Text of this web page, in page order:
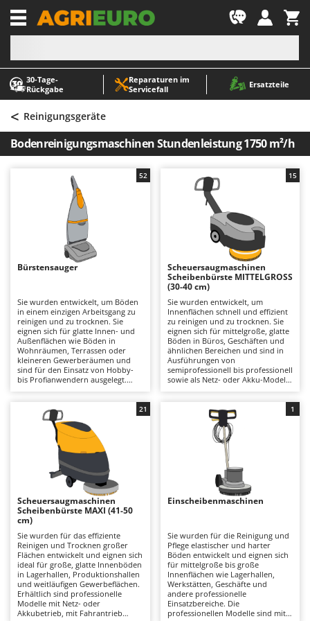
30‑Tage-
Rückgabe
Reparaturen im
Servicefall
Ersatzteile
-1
A
Abbeermaschinen - Traubenmühlen
Abfüllgeräte
Akku Gartenscheren
Akku Gras- und Strauchscheren
Akku-Stichsägen
Allzwecktransporter - Motorschubkarren
Alu-Teleskopleitern
Anbaubagger Heckbagger für Traktoren
Arbeitsschutzkleidung
Astkettensägen - Hochentaster
Astscheren
Atemschutzgeräte
Aufroller für Olivennetze
Aufschnittmaschinen
Auslegemulcher für Traktoren
Äxte - Beile und Spalthammer
Balkenmäher
Bandsägen
Batterieladegeräte - Starthilfegeräte
Baumscheren - pneumatisch
Baumstumpffräsen
Bindezangen - elektrisch
Bodenfräsen für Traktor
A
ABAC
AgriEuro Premium
AgriEuro TOP-LINE
AGT
Airmec
AL-KO
ALA 2000
Ama
Ambrogio Robot
Annovi Reverberi
ANTHBOT
Archman
Ardes
Argo
Ariete
Attila
Ausonia
Awelco
B
Baesso
Bahco
< Reinigungsgeräte
Bodenreinigungsmaschinen Stundenleistung 1750 m²/h
Bürstensauger
Sie wurden entwickelt, um Böden
in einem einzigen Arbeitsgang zu
reinigen und zu trocknen. Sie
eignen sich für glatte Innen- und
Außenflächen wie Böden in
Wohnräumen, Terrassen oder
kleineren Gewerberäumen und
sind für den Einsatz von Hobby-
bis Profianwendern ausgelegt.
kleinen und mittelgroßen Flächen
besonders einfach manövrieren
und ermöglichen eine schnelle
Reinigung im Alltag. Die
Walzenbürsten – häufig aus
Mikrofaser für empfindliche
Oberflächen – entfernen leichten
Schmutz und frische Rückstände
zuverlässig. Bei Modellen mit
Selbstreinigungsfunktion hält die
Zentrifugalwirkung die Walze
während des Betriebs sauber und
reduziert Streifenbildung. Modelle
mit Abziehlippe (Squeegee) sorgen
zudem für eine sofortige
Trocknung, sodass die Böden
direkt wieder begehbar sind. Im
Vergleich zu größeren
Scheuersaugmaschinen
überzeugen sie durch ihr geringes
Gewicht, ihre einfache
Handhabung und kurze
52
Scheuersaugmaschinen
Scheibenbürste MITTELGROSS
(30-40 cm)
Sie wurden entwickelt, um
Innenflächen schnell und effizient
zu reinigen und zu trocknen. Sie
eignen sich für mittelgroße, glatte
Böden in Büros, Geschäften und
ähnlichen Bereichen und sind in
Ausführungen von
semiprofessionell bis professionell
sowie als Netz- oder Akku-Modelle
auch entlang von Wänden für eine
gründliche Reinigung und entfernt
Schmutz gleichmäßig durch das
Zusammenspiel von Wasser und
Reinigungsmittel. Gleichzeitig
gewährleistet die
Schmutzwasseraufnahme
trockene und streifenfreie Böden.
Mit einer Arbeitsbreite von 30 bis
40 cm bieten sie eine
ausgewogene Kombination aus
kurzer Zeit und bei geringer
Geräuschentwicklung gereinigt
werden können. Im Vergleich zu
kompakteren Lösungen
ermöglichen sie längere
Arbeitsintervalle und bessere
Reinigungsergebnisse. Dadurch
eignen sie sich besonders für
professionelle Einsatzbereiche mit
15
Scheuersaugmaschinen
Scheibenbürste MAXI (41-50
cm)
Sie wurden für das effiziente
Reinigen und Trocknen großer
Flächen entwickelt und eignen sich
ideal für große, glatte Innenböden
in Lagerhallen, Produktionshallen
und weitläufigen Gewerbeflächen.
Erhältlich sind professionelle
Modelle mit Netz- oder
Akkubetrieb, mit Fahrantrieb
21
Einscheibenmaschinen
Sie wurden für die Reinigung und
Pflege elastischer und harter
Böden entwickelt und eignen sich
für mittelgroße bis große
Innenflächen wie Lagerhallen,
Werkstätten, Geschäfte und
andere professionelle
Einsatzbereiche. Die
professionellen Modelle sind mit
1